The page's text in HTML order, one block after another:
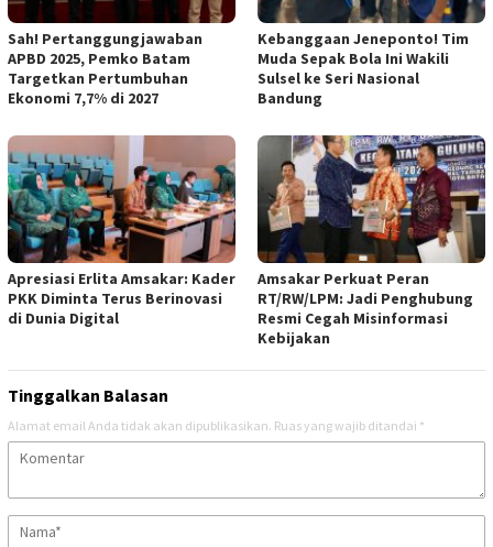
Sah! Pertanggungjawaban
APBD 2025, Pemko Batam
Targetkan Pertumbuhan
Ekonomi 7,7% di 2027
Kebanggaan Jeneponto! Tim
Muda Sepak Bola Ini Wakili
Sulsel ke Seri Nasional
Bandung
Apresiasi Erlita Amsakar: Kader
PKK Diminta Terus Berinovasi
di Dunia Digital
Amsakar Perkuat Peran
RT/RW/LPM: Jadi Penghubung
Resmi Cegah Misinformasi
Kebijakan
Tinggalkan Balasan
Alamat email Anda tidak akan dipublikasikan. Ruas yang wajib ditandai *